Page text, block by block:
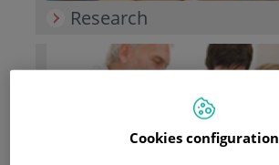
Research
Cookies configuration